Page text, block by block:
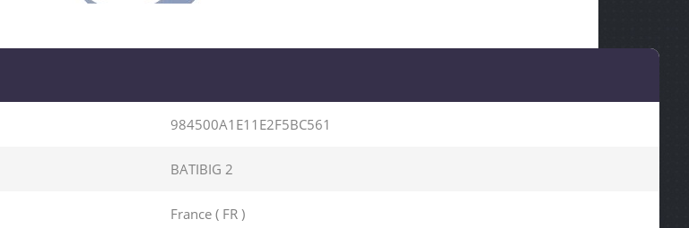
984500A1E11E2F5BC561
BATIBIG 2
France ( FR )